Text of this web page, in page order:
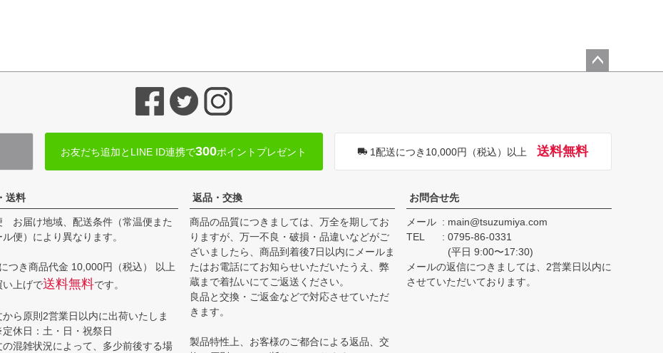
お友だち追加とLINE ID連携で300ポイントプレゼント 1配送につき10,000円（税込）以上送料無料
送料
お届け地域、配送条件（常温便また
便）により異なります。
つき商品代金 10,000円（税込） 以上
い上げで送料無料です。
から原則2営業日以内に出荷いたしま
休日：土・日・祝祭日
の混雑状況によって、多少前後する場
返品・交換
商品の品質につきましては、万全を期してお
りますが、万一不良・破損・品違いなどがご
ざいましたら、商品到着後7日以内にメールま
たはお電話にてお知らせいただいたうえ、弊
蔵まで着払いにてご返送ください。
良品と交換・ご返金などで対応させていただ
きます。
製品特性上、お客様のご都合による返品、交
お問合せ先
メール
main@tsuzumiya.com
TEL
0795-86-0331
(平日 9:00〜17:30)
メールの返信につきましては、2営業日以内に
させていただいております。